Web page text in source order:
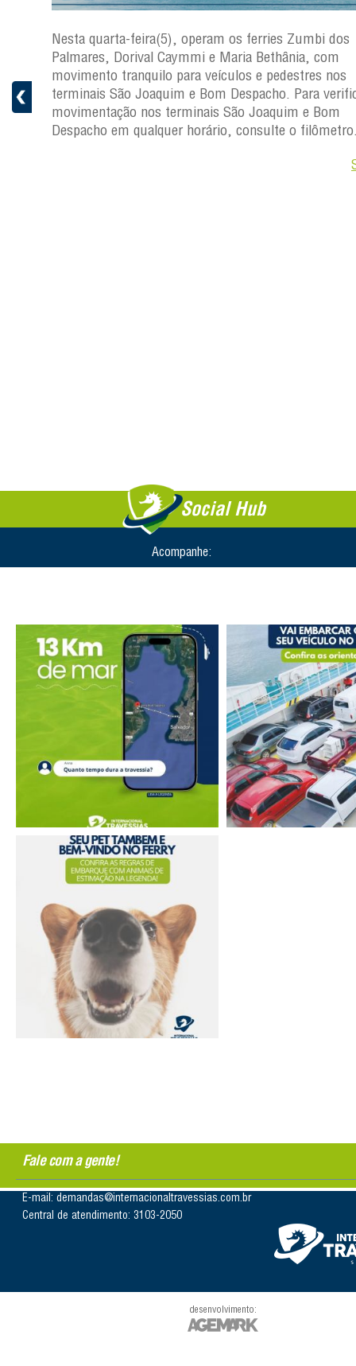
a
Nesta quarta-feira(5), operam os ferries Zumbi dos
Palmares, Dorival Caymmi e Maria Bethânia, com
movimento tranquilo para veículos e pedestres nos
terminais São Joaquim e Bom Despacho. Para
movimentação nos terminais São Joaquim e Bom
Despacho em qualquer horário, consulte o
Social Hub
Acompanhe:
Fale com a gente!
E-mail: demandas@internacionaltravessias.com.br
Central de atendimento: 3103-2050
desenvolvimento: